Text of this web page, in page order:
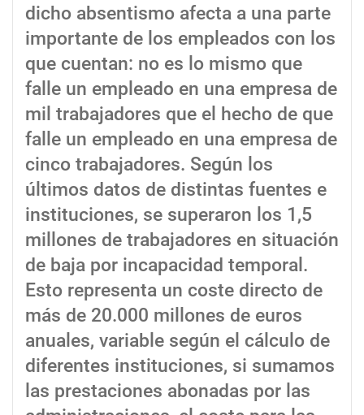
dicho absentismo afecta a una parte
importante de los empleados con los
que cuentan: no es lo mismo que
falle un empleado en una empresa de
mil trabajadores que el hecho de que
falle un empleado en una empresa de
cinco trabajadores. Según los
últimos datos de distintas fuentes e
instituciones, se superaron los 1,5
millones de trabajadores en situación
de baja por incapacidad temporal.
Esto representa un coste directo de
más de 20.000 millones de euros
anuales, variable según el cálculo de
diferentes instituciones, si sumamos
las prestaciones abonadas por las